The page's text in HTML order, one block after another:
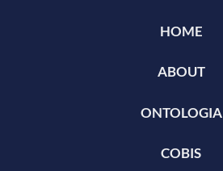
HOME
ABOUT
ONTOLOGIA
COBIS